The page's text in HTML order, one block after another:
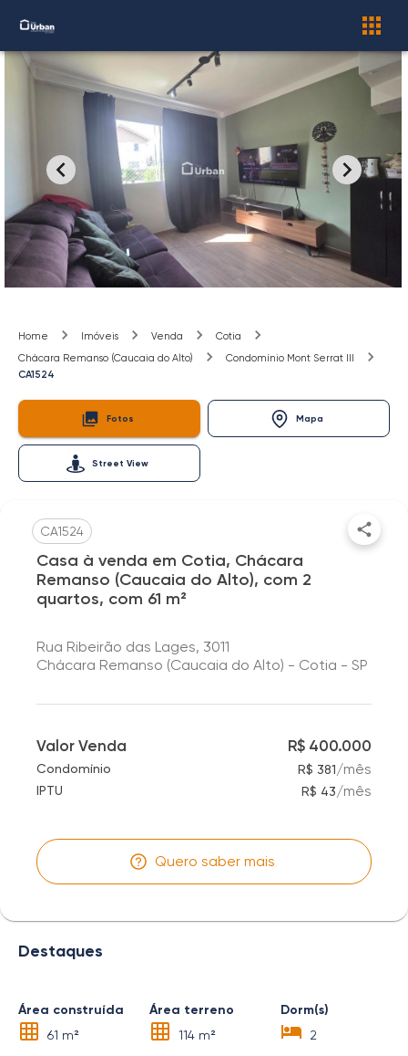
Home Imóveis Venda
Cotia
Chácara Remanso (Caucaia do Alto)
Condomínio Mont Serrat III
CA1524
Fotos Mapa
Street View
CA1524
Casa à venda em Cotia, Chácara
Remanso (Caucaia do Alto), com 2
quartos, com 61 m²
Rua Ribeirão das Lages, 3011
Chácara Remanso (Caucaia do Alto) - Cotia - SP
Valor Venda R$ 400.000
Condomínio R$ 381/mês
IPTU R$ 43/mês
Quero saber mais
Destaques
Área construída
61 m²
Área terreno
114 m²
Dorm(s)
2